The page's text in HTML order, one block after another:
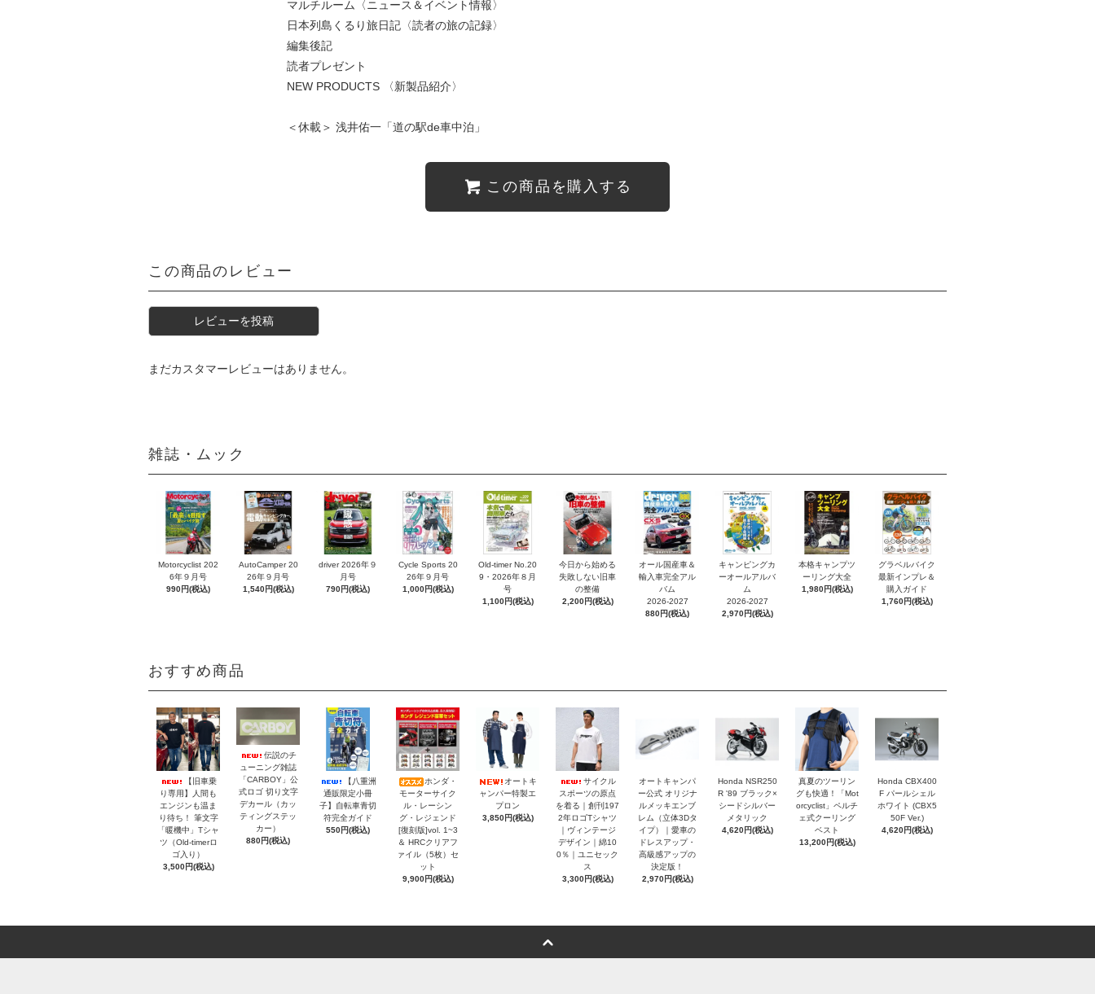
マルチルーム〈ニュース＆イベント情報〉
日本列島くるり旅日記〈読者の旅の記録〉
編集後記
読者プレゼント
NEW PRODUCTS 〈新製品紹介〉
＜休載＞ 浅井佑一「道の駅de車中泊」
この商品を購入する
この商品のレビュー
レビューを投稿
まだカスタマーレビューはありません。
雑誌・ムック
Motorcyclist 202
6年９月号
990円(税込)
AutoCamper 20
26年９月号
1,540円(税込)
driver 2026年９
月号
790円(税込)
Cycle Sports 20
26年９月号
1,000円(税込)
Old-timer No.20
9・2026年８月
号
1,100円(税込)
今日から始める
失敗しない旧車
の整備
2,200円(税込)
オール国産車＆
輸入車完全アル
バム
2026-2027
880円(税込)
キャンピングカ
ーオールアルバ
ム
2026-2027
2,970円(税込)
本格キャンプツ
ーリング大全
1,980円(税込)
グラベルバイク
最新インプレ＆
購入ガイド
1,760円(税込)
おすすめ商品
【旧車乗
り専用】人間も
エンジンも温ま
り待ち！ 筆文字
「暖機中」Tシャ
ツ（Old-timerロ
ゴ入り）
3,500円(税込)
伝説のチ
ューニング雑誌
「CARBOY」公
式ロゴ 切り文字
デカール（カッ
ティングステッ
カー）
880円(税込)
【八重洲
通販限定小冊
子】自転車青切
符完全ガイド
550円(税込)
ホンダ・
モーターサイク
ル・レーシン
グ・レジェンド
[復刻版]vol. 1~3
＆ HRCクリアフ
ァイル（5枚）セ
ット
9,900円(税込)
オートキ
ャンパー特製エ
プロン
3,850円(税込)
サイクル
スポーツの原点
を着る｜創刊197
2年ロゴTシャツ
｜ヴィンテージ
デザイン｜綿10
0％｜ユニセック
ス
3,300円(税込)
オートキャンパ
ー公式 オリジナ
ルメッキエンブ
レム（立体3Dタ
イプ）｜愛車の
ドレスアップ・
高級感アップの
決定版！
2,970円(税込)
Honda NSR250
R '89 ブラック×
シードシルバー
メタリック
4,620円(税込)
真夏のツーリン
グも快適！「Mot
orcyclist」ペルチ
ェ式クーリング
ベスト
13,200円(税込)
Honda CBX400
F パールシェル
ホワイト (CBX5
50F Ver.)
4,620円(税込)